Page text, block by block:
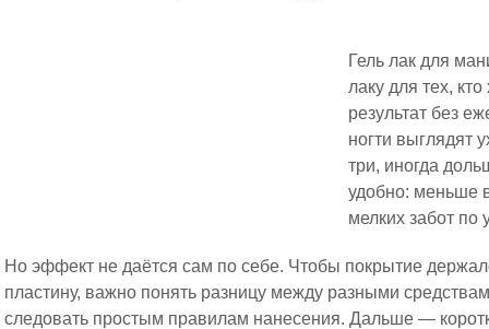
Гель лак для
лаку для тех,
результат без
ногти выглядят
три, иногда
удобно: меньше
мелких забот по
Но эффект не даётся сам по себе. Чтобы покрытие
пластину, важно понять разницу между разными
следовать простым правилам нанесения. Дальше —